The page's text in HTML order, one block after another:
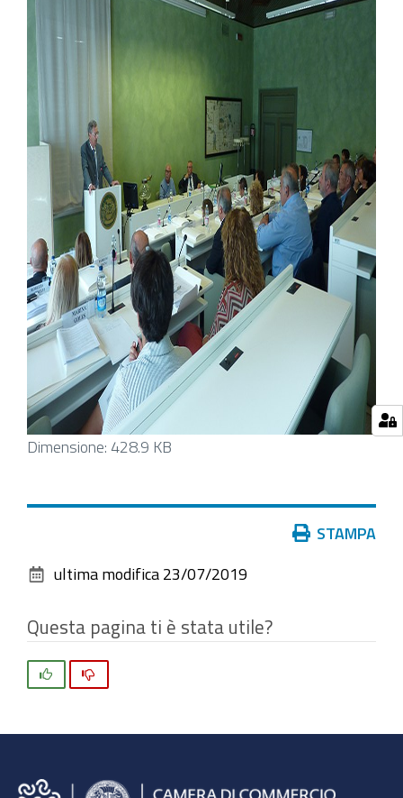
Clicca
dimensioni
Dimensione: 428.9 KB
documento
STAMPA
ultima modifica 23/07/2019
Questa pagina ti è stata utile?